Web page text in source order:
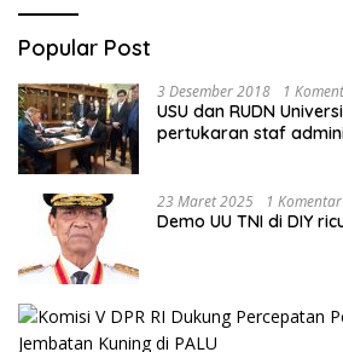
Popular Post
3 Desember 2018 1
USU dan RUDN
pertukaran staf
23 Maret 2025 1 Komentar
Demo UU TNI di DIY